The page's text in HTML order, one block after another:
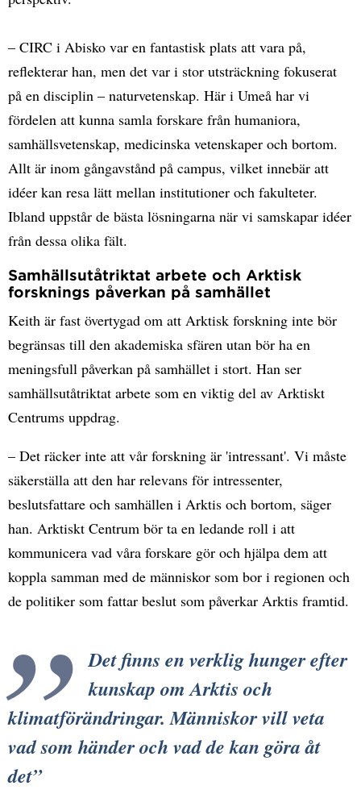
– CIRC i Abisko var en fantastisk plats att vara på,
reflekterar han, men det var i stor utsträckning fokuserat
på en disciplin – naturvetenskap. Här i Umeå har vi
fördelen att kunna samla forskare från humaniora,
samhällsvetenskap, medicinska vetenskaper och bortom.
Allt är inom gångavstånd på campus, vilket innebär att
idéer kan resa lätt mellan institutioner och fakulteter.
Ibland uppstår de bästa lösningarna när vi samskapar idéer
från dessa olika fält.
Samhällsutåtriktat arbete och Arktisk
forsknings påverkan på samhället
Keith är fast övertygad om att Arktisk forskning inte bör
begränsas till den akademiska sfären utan bör ha en
meningsfull påverkan på samhället i stort. Han ser
samhällsutåtriktat arbete som en viktig del av Arktiskt
Centrums uppdrag.
– Det räcker inte att vår forskning är 'intressant'. Vi måste
säkerställa att den har relevans för intressenter,
beslutsfattare och samhällen i Arktis och bortom, säger
han. Arktiskt Centrum bör ta en ledande roll i att
kommunicera vad våra forskare gör och hjälpa dem att
koppla samman med de människor som bor i regionen och
de politiker som fattar beslut som påverkar Arktis framtid.
Det finns en verklig hunger efter
kunskap om Arktis och
klimatförändringar. Människor vill veta
vad som händer och vad de kan göra åt
det